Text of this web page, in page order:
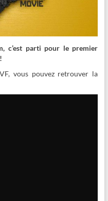
c’est parti pour le premier
vous pouvez retrouver la